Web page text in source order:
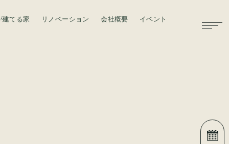
建てる家 リノベーション 会社概要 イベント